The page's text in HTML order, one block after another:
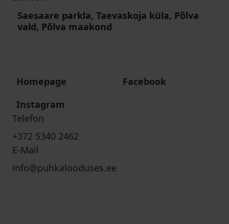
Saesaare parkla, Taevaskoja küla, Põlva
vald, Põlva maakond
Homepage
Facebook
Instagram
Telefon
+372 5340 2462
E-Mail
info@puhkalooduses.ee